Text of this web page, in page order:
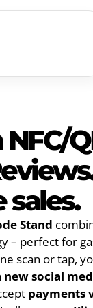
5 minutes 🚀
Stand
– perfect for
scan or tap,
new social
payments